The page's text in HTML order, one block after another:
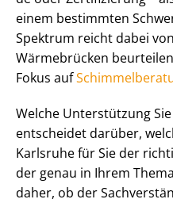
einem bestimmten
Spektrum reicht dabei
Wärmebrücken
Fokus auf
Welche Unterstützung
entscheidet darüber,
Karlsruhe für Sie der
der genau in Ihrem Thema
daher, ob der